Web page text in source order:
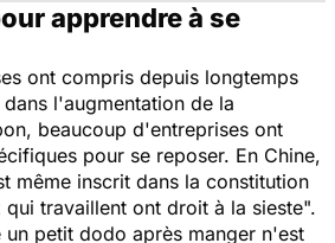
apprendre à se
ont compris depuis longtemps
dans l'augmentation de la
beaucoup d'entreprises ont
pour se reposer. En Chine,
même inscrit dans la constitution
travaillent ont droit à la sieste".
un petit dodo après manger n'est